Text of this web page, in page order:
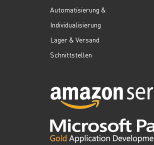
Automatisierung &
Individualisierung
Lager & Versand
Schnittstellen